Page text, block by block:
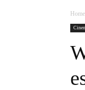
Home